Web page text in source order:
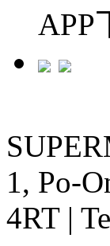
APP
1, Po-
4RT |